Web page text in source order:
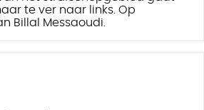
te ver naar links. Op
Billal Messaoudi.